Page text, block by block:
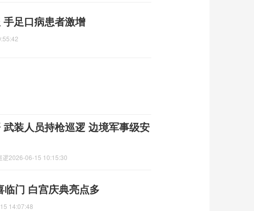
足口病患者激增
装人员持枪巡逻 边境军事级安
逻2026-06-15 10:15:30
门 白宫庆典亮点多
14:07:48